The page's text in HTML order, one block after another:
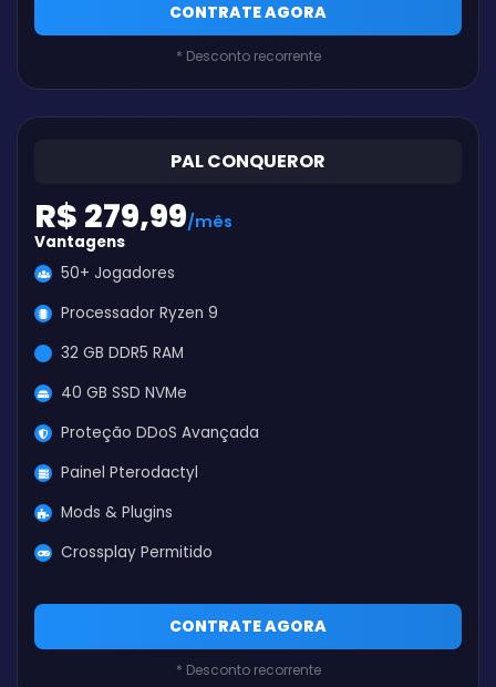
CONTRATE AGORA
* Desconto recorrente
PAL CONQUEROR
R$ 279,99/mês
Vantagens
50+ Jogadores
Processador Ryzen 9
32 GB DDR5 RAM
40 GB SSD NVMe
Proteção DDoS Avançada
Painel Pterodactyl
Mods & Plugins
Crossplay Permitido
CONTRATE AGORA
* Desconto recorrente